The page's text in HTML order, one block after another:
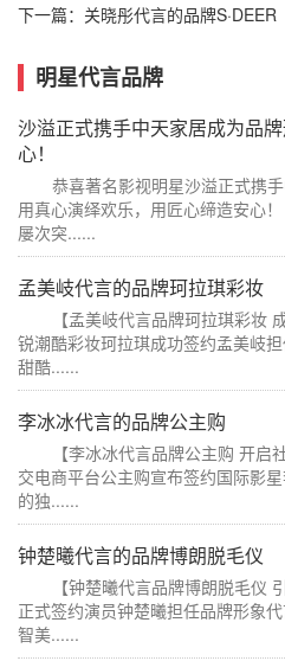
下一篇： 关晓彤代言的品牌S·DEER
明星代言品牌
沙溢正式携手中天家居成为品
心！
恭喜著名影视明星沙溢正式携
用真心演绎欢乐，用匠心缔造安心
屡次突......
孟美岐代言的品牌珂拉琪彩妆
【孟美岐代言品牌珂拉琪彩妆
锐潮酷彩妆珂拉琪成功签约孟美岐
甜酷......
李冰冰代言的品牌公主购
【李冰冰代言品牌公主购 开
交电商平台公主购宣布签约国际影
的独......
钟楚曦代言的品牌博朗脱毛仪
【钟楚曦代言品牌博朗脱毛仪
正式签约演员钟楚曦担任品牌形象
智美......